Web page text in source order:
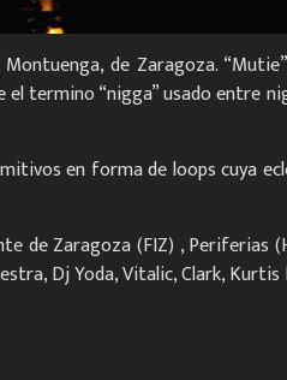
de Zaragoza.
termino “nigga” usado entre
en forma de loops cuya
de Zaragoza (FIZ) , Periferias
Dj Yoda, Vitalic, Clark, Kurtis